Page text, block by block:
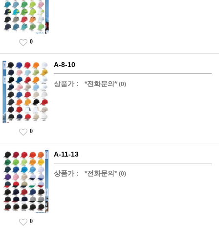
0
A-8-10
상품가 : *전화문의* (0)
0
A-11-13
상품가 : *전화문의* (0)
0